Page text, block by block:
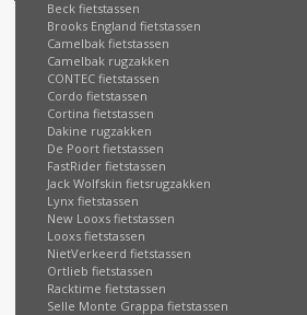
Beck fietstassen
Brooks England fietstassen
Camelbak fietstassen
Camelbak rugzakken
CONTEC fietstassen
Cordo fietstassen
Cortina fietstassen
Dakine rugzakken
De Poort fietstassen
FastRider fietstassen
Jack Wolfskin fietsrugzakken
Lynx fietstassen
New Looxs fietstassen
Looxs fietstassen
NietVerkeerd fietstassen
Ortlieb fietstassen
Racktime fietstassen
Selle Monte Grappa fietstassen